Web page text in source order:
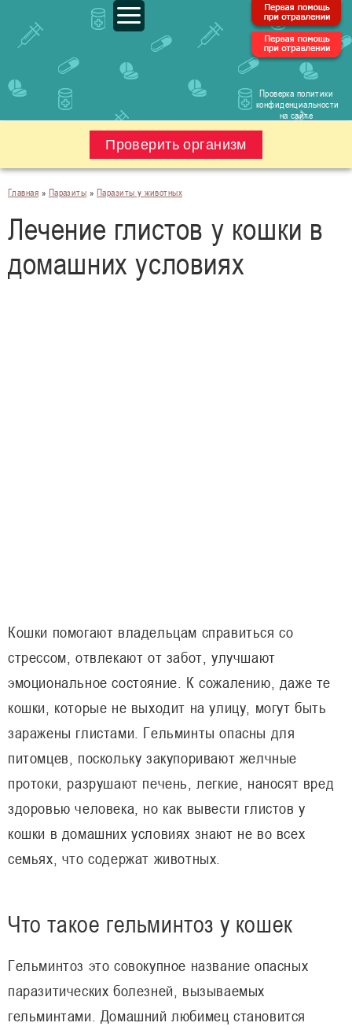
Проверка политики
конфиденциальности
на сайте
Проверить организм
Главная » Паразиты » Паразиты у животных
Лечение глистов у кошки в
домашних условиях
Кошки помогают владельцам справиться со
стрессом, отвлекают от забот, улучшают
эмоциональное состояние. К сожалению, даже те
кошки, которые не выходит на улицу, могут быть
заражены глистами. Гельминты опасны для
питомцев, поскольку закупоривают желчные
протоки, разрушают печень, легкие, наносят вред
здоровью человека, но как вывести глистов у
кошки в домашних условиях знают не во всех
семьях, что содержат животных.
Что такое гельминтоз у кошек
Гельминтоз это совокупное название опасных
паразитических болезней, вызываемых
гельминтами. Домашний любимец становится